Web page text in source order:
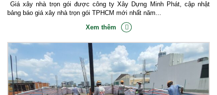
Giá xây nhà trọn gói được công ty Xây Dựng Minh Phát, cập nhật
bảng báo giá xây nhà trọn gói TPHCM mới nhất năm...
Xem thêm